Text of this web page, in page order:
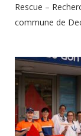
Rescue –
commune de
Advisory Group
recherche et de
l’international
tremblements
des